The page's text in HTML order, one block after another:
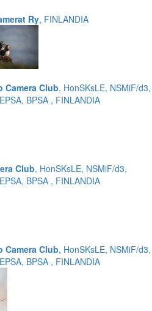
Ry, FINLANDIA
Camera Club, HonSKsLE, NSMiF/d3,
BPSA , FINLANDIA
Club, HonSKsLE, NSMiF/d3,
BPSA , FINLANDIA
Camera Club, HonSKsLE, NSMiF/d3,
BPSA , FINLANDIA